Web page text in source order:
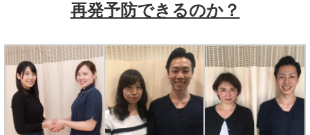
再発予防できるのか？